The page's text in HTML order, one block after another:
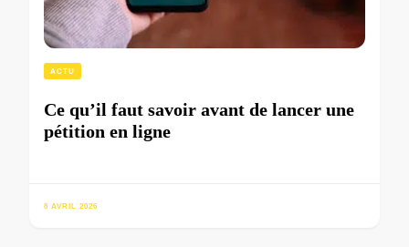
ACTU
Ce qu’il faut savoir avant de lancer une
pétition en ligne
8 AVRIL 2026